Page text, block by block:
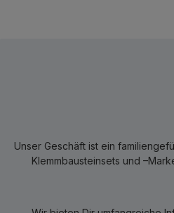
Unser Geschäft ist ein
Klemmbausteinsets und